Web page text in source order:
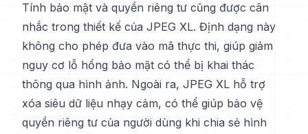
Tính bảo mật và quyền riêng tư cũng được cân
nhắc trong thiết kế của JPEG XL. Định dạng này
không cho phép đưa vào mã thực thi, giúp giảm
nguy cơ lỗ hổng bảo mật có thể bị khai thác
thông qua hình ảnh. Ngoài ra, JPEG XL hỗ trợ
xóa siêu dữ liệu nhạy cảm, có thể giúp bảo vệ
quyền riêng tư của người dùng khi chia sẻ hình